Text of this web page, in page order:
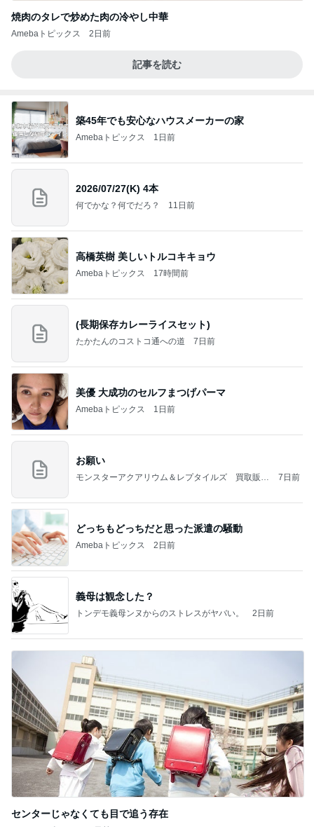
焼肉のタレで炒めた肉の冷やし中華
Amebaトピックス 2日前
記事を読む
築45年でも安心なハウスメーカーの家
Amebaトピックス 1日前
2026/07/27(K) 4本
何でかな？何でだろ？ 11日前
高橋英樹 美しいトルコキキョウ
Amebaトピックス 17時間前
(長期保存カレーライスセット)
たかたんのコストコ通への道 7日前
美優 大成功のセルフまつげパーマ
Amebaトピックス 1日前
お願い
モンスターアクアリウム＆レプタイルズ 買取販売
7日前
どっちもどっちだと思った派遣の騒動
Amebaトピックス 2日前
義母は観念した？
トンデモ義母ンヌからのストレスがヤバい。 2日前
センターじゃなくても目で追う存在